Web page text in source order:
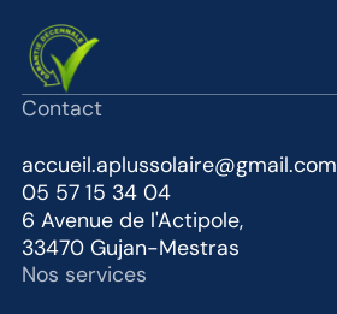
Contact
accueil.aplussolaire@gmail.com
05 57 15 34 04
6 Avenue de l'Actipole,
33470 Gujan-Mestras
Nos services